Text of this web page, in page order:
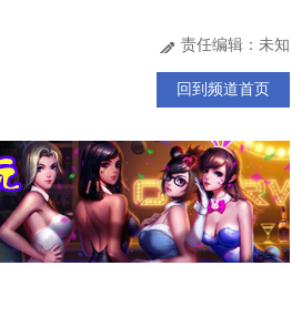
责任编辑：未知
回到频道首页